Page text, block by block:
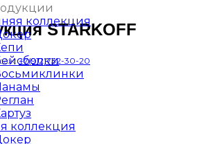
STARKOFF
+7(912)732-30-20
коллекция
коллекция